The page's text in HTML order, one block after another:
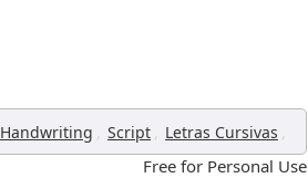
Handwriting , Script , Letras Cursivas ,
Free for Personal Use